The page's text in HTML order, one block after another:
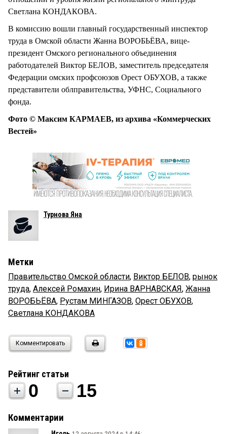
Светлана КОНДАКОВА.
В комиссию вошли главный государственный инспектор
труда в Омской области Жанна ВОРОБЬЁВА, вице-
президент Омского регионального объединения
работодателей Виктор БЕЛОВ, заместитель председателя
Федерации омских профсоюзов Орест ОБУХОВ, а также
представители облправительства, УФНС, Социального
фонда.
Фото © Максим КАРМАЕВ, из архива «Коммерческих
Вестей»
Турнова Яна
Метки
Правительство Омской области, Виктор БЕЛОВ, рынок
труда, Алексей Ромахин, Ирина ВАРНАВСКАЯ, Жанна
ВОРОБЬЁВА, Рустам МИНГАЗОВ, Орест ОБУХОВ,
Светлана КОНДАКОВА
Комментировать
Рейтинг статьи
0 15
Комментарии